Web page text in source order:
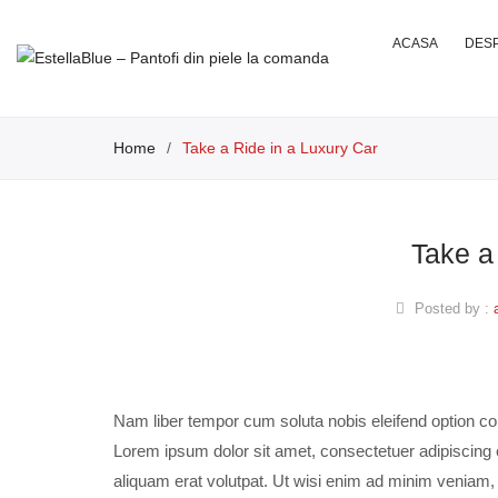
ACASA
Home / Take a Ride in a Luxury Car
Take
Posted by :
Nam liber tempor cum soluta nobis eleifend option
Lorem ipsum dolor sit amet, consectetuer adipiscing
aliquam erat volutpat. Ut wisi enim ad minim